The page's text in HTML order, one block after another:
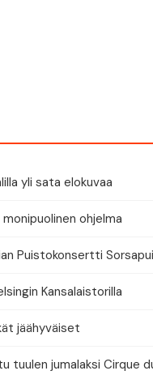
yli sata elokuvaa
ohjelma
Puistokonsertti
Kansalaistorilla
jäähyväiset
tuulen jumalaksi Cirque